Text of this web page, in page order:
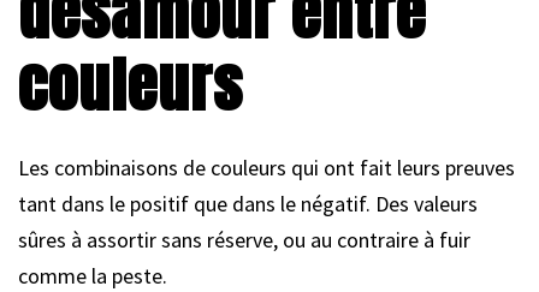
couleurs
Les combinaisons de couleurs qui ont fait leurs preuves
tant dans le positif que dans le négatif. Des valeurs
sûres à assortir sans réserve, ou au contraire à fuir
comme la peste.